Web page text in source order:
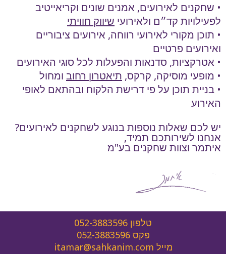
• שחקנים לאירועים, אמנים שונים וקריאייטיב
לפעילויות קד״ם ולאירועי שיווק חוויתי
• תוכן מקורי לאירועי רווחה, אירועים ציבוריים
ואירועים פרטיים
• אטרקציות, סדנאות והפעלות לכל סוגי האירועים
• מופעי מוסיקה, קרקס, תיאטרון רחוב ומחול
• בניית תוכן על פי דרישת הלקוח ובהתאם לאופי
האירוע
יש לכם שאלות נוספות בנוגע לשחקנים לאירועים?
אנחנו לשירותכם תמיד,
איתמר וצוות שחקנים בע"מ
טלפון 052-3883596
פקס052-3883596
מייל itamar@sahkanim.com